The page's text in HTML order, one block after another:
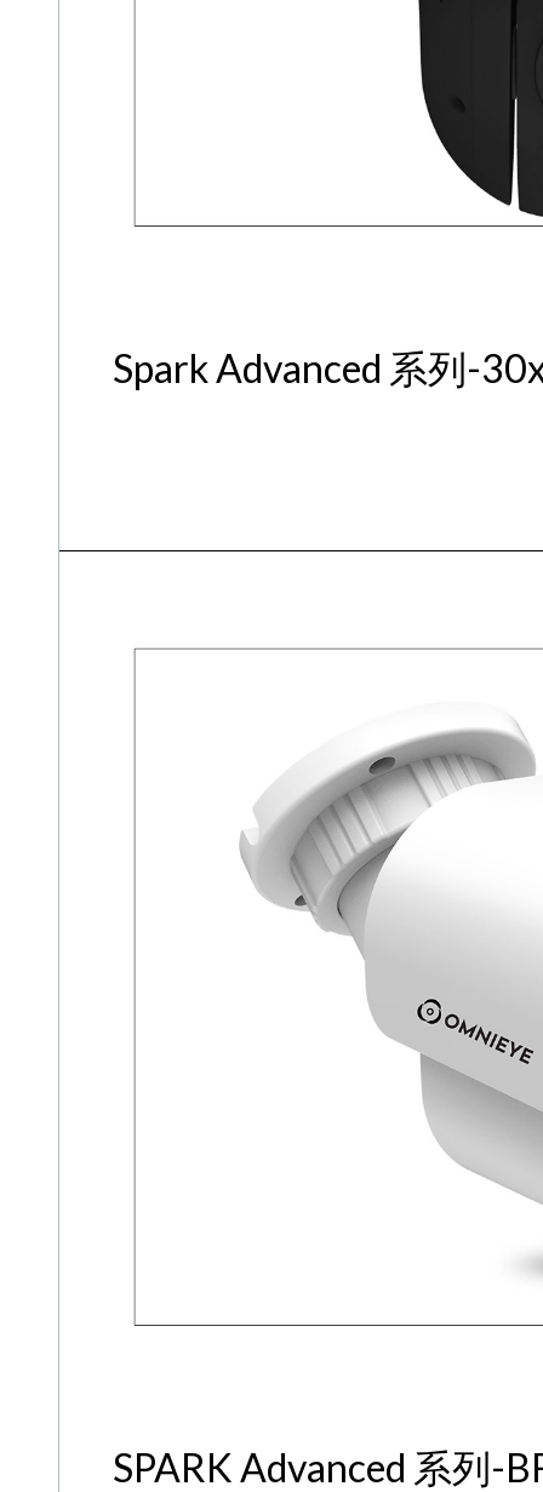
Spark Advanced 系列-
SPARK Advanced 系列-